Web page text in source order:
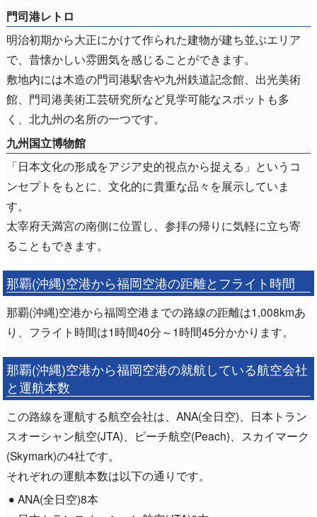
門司港レトロ
明治初期から大正にかけて作られた建物が建ち並ぶエリア
で、昔懐かしい雰囲気を感じることができます。
敷地内には木造の門司港駅舎や九州鉄道記念館、出光美術
館、門司港美術工芸研究所など見学可能なスポットも多
く、北九州の名所の一つです。
九州国立博物館
「日本文化の形成をアジア史的視点から捉える」というコ
ンセプトをもとに、文化的に貴重な品々を展示していま
す。
太宰府天満宮の南側に位置し、参拝の帰りに気軽に立ち寄
ることもできます。
那覇(沖縄)空港から福岡空港の距離とフライト時間
那覇(沖縄)空港から福岡空港までの路線の距離は1,008kmあ
り、フライト時間は1時間40分～1時間45分かかります。
那覇(沖縄)空港から福岡空港の就航している航空会社
と運航本数
この路線を運航する航空会社は、ANA(全日空)、日本トラン
スオーシャン航空(JTA)、ピーチ航空(Peach)、スカイマーク
(Skymark)の4社です。
それぞれの運航本数は以下の通りです。
ANA(全日空)8本